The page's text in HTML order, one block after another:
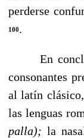
perderse
100.
En
consonantes
al latín
las lenguas
palla); la